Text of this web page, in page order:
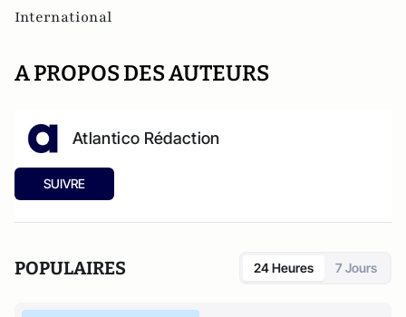
International
A PROPOS DES AUTEURS
Atlantico Rédaction
SUIVRE
POPULAIRES 24 Heures 7 Jours